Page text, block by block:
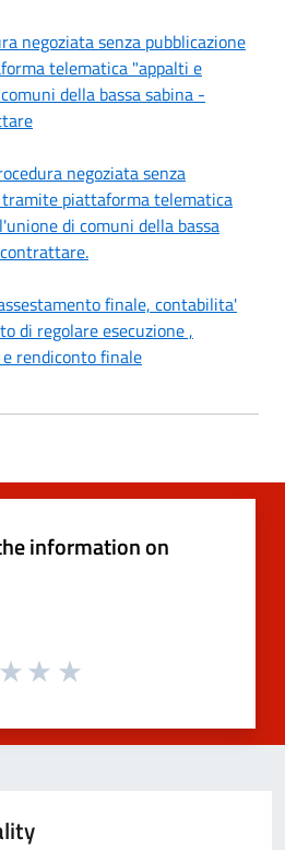
negoziata senza pubblicazione
telematica "appalti e
della bassa sabina -
negoziata senza
tramite piattaforma telematica
di comuni della bassa
finale, contabilita'
di regolare esecuzione ,
rendiconto finale
information on